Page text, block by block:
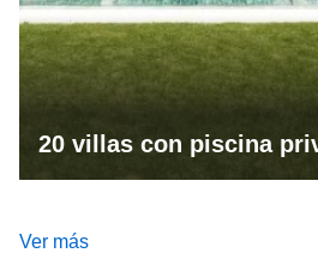
20 villas con piscina
Ver más